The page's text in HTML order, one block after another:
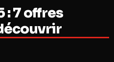
: 7 offres